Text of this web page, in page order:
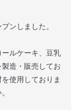
ンしました。
ルケーキ、豆乳
造・販売してお
使用しておりま